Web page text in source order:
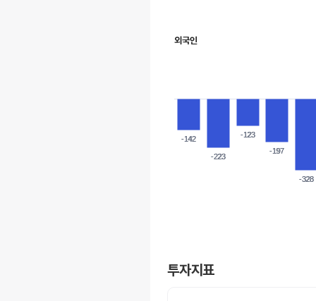
외국인
-142
-142
-223
-223
-123
-123
-197
-197
-328
-328
투자지표